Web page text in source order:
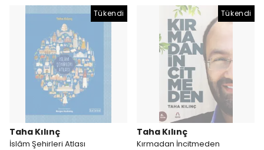
Tükendi
Taha Kılınç
İslâm Şehirleri Atlası
Tükendi
Taha Kılınç
Kırmadan İncitmeden